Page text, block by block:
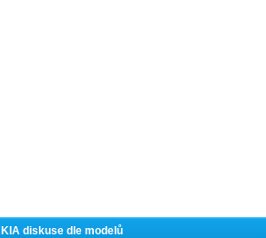
KIA diskuse dle modelů